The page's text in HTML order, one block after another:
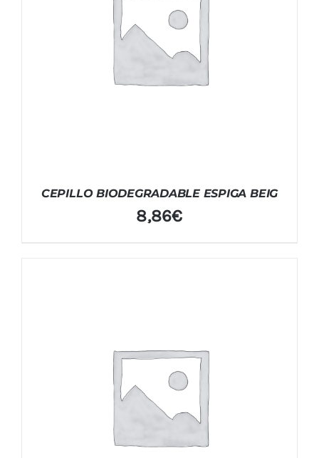
CEPILLO BIODEGRADABLE ESPIGA BEIG
8,86€